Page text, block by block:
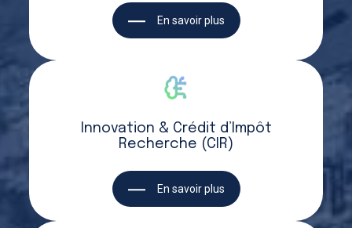
En savoir plus
Innovation & Crédit d’Impôt
Recherche (CIR)
En savoir plus